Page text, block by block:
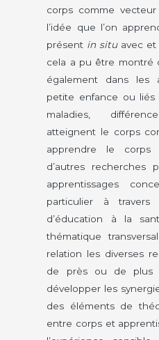
corps comme vecteur
l’idée que l’on
présent in situavec et
cela a pu être montré
également dans les
petite enfance ou
maladies,
atteignent le corps
apprendre le
d’autres recherches
apprentissages
particulier à travers
d’éducation à la
thématique
relation les diverses
de près ou de plus
développer les
des éléments de
entre corps et